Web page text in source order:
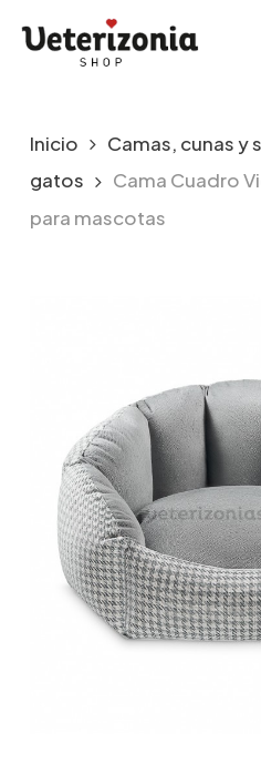
Inicio
Camas, cunas y
gatos
Cama Cuadro
para mascotas